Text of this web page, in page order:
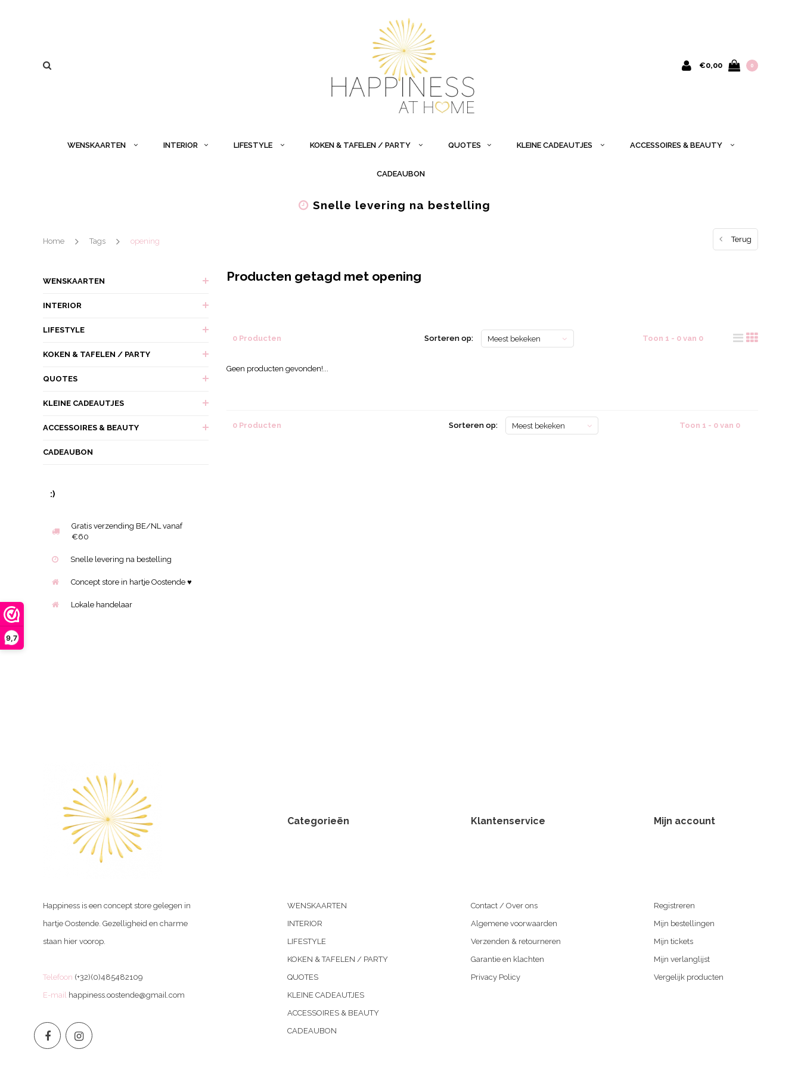
9,7
€0,00 0
WENSKAARTEN INTERIOR LIFESTYLE KOKEN & TAFELEN / PARTY QUOTES KLEINE CADEAUTJES ACCESSOIRES & BEAUTY
CADEAUBON
Snelle levering na bestelling
Home Tags opening Terug
WENSKAARTEN
INTERIOR
LIFESTYLE
KOKEN & TAFELEN / PARTY
QUOTES
KLEINE CADEAUTJES
ACCESSOIRES & BEAUTY
CADEAUBON
:)
Gratis verzending BE/NL vanaf
€60
Snelle levering na bestelling
Concept store in hartje Oostende ♥
Lokale handelaar
Producten getagd met opening
0 Producten Sorteren op: Meest bekeken Toon 1 - 0 van 0
Geen producten gevonden!...
0 Producten Sorteren op: Meest bekeken Toon 1 - 0 van 0
Happiness is een concept store gelegen in
hartje Oostende. Gezelligheid en charme
staan hier voorop.
Telefoon (+32)(0)485482109
E-mail happiness.oostende@gmail.com
Categorieën
WENSKAARTEN
INTERIOR
LIFESTYLE
KOKEN & TAFELEN / PARTY
QUOTES
KLEINE CADEAUTJES
ACCESSOIRES & BEAUTY
CADEAUBON
Klantenservice
Contact / Over ons
Algemene voorwaarden
Verzenden & retourneren
Garantie en klachten
Privacy Policy
Mijn account
Registreren
Mijn bestellingen
Mijn tickets
Mijn verlanglijst
Vergelijk producten